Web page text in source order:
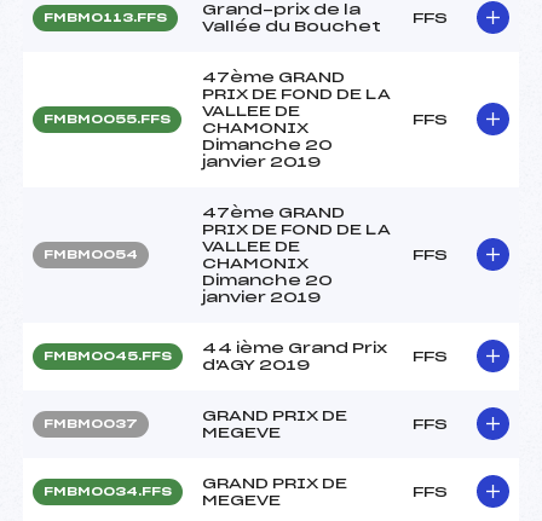
FMBM0113.FFS
Grand-prix de la
Vallée du Bouchet
FFS
FMBM0055.FFS
47ème GRAND
PRIX DE FOND DE LA
VALLEE DE
CHAMONIX
Dimanche 20
janvier 2019
FFS
FMBM0054
47ème GRAND
PRIX DE FOND DE LA
VALLEE DE
CHAMONIX
Dimanche 20
janvier 2019
FFS
FMBM0045.FFS
44 ième Grand Prix
d'AGY 2019
FFS
FMBM0037
GRAND PRIX DE
MEGEVE
FFS
FMBM0034.FFS
GRAND PRIX DE
MEGEVE
FFS